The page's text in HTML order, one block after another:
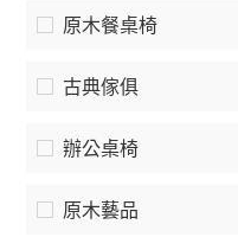
原木餐桌椅
古典傢俱
辦公桌椅
原木藝品